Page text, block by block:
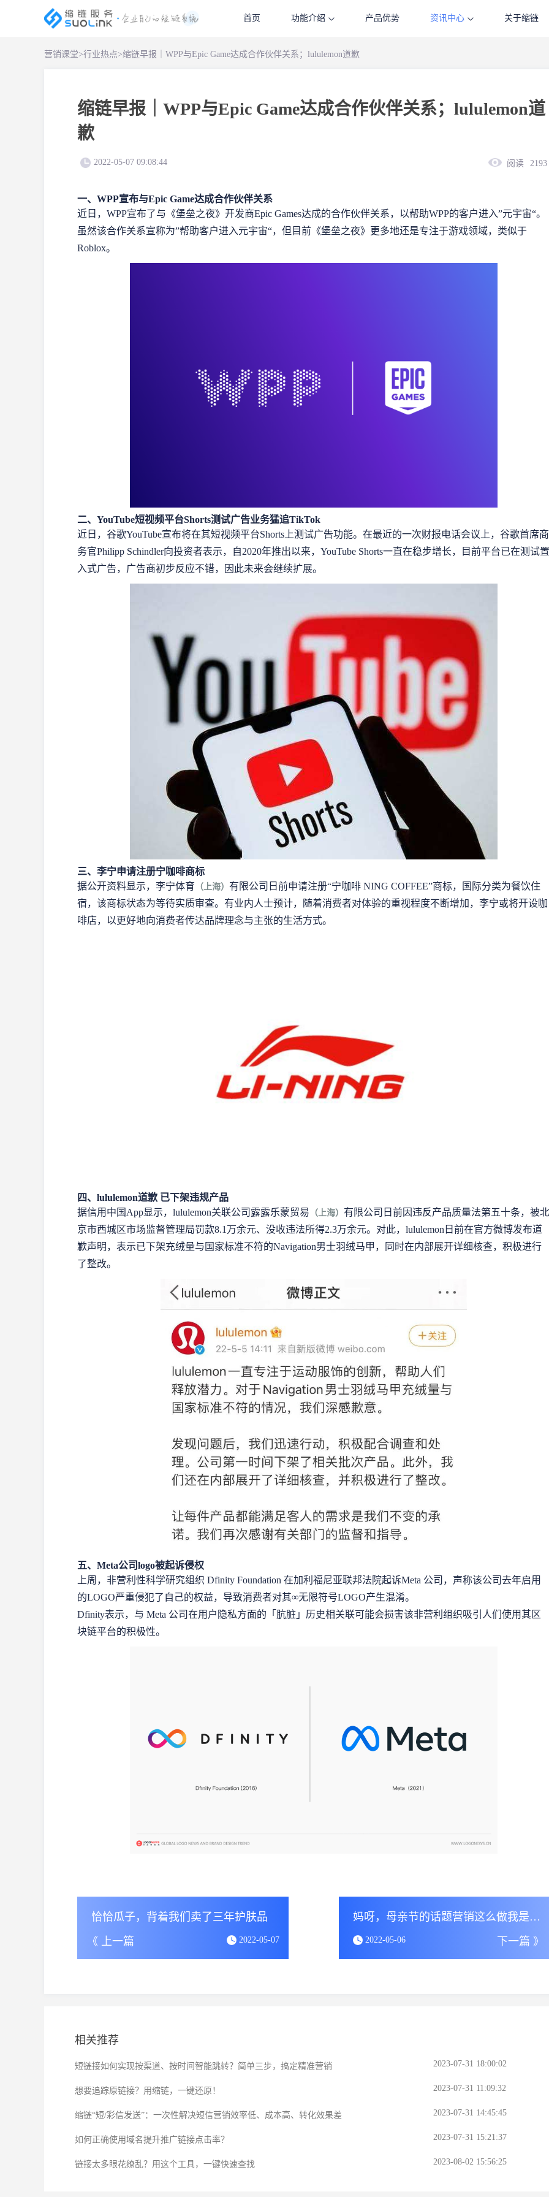
首页 功能介绍 产品优势 资讯中心 关于缩链
营销课堂>行业热点>缩链早报｜WPP与Epic Game达成合作伙伴关系；lululemon道歉
缩链早报｜WPP与Epic Game达成合作伙伴关系；lululemon道
歉
2022-05-07 09:08:44 阅读 2193
一、WPP宣布与Epic Game达成合作伙伴关系
近日，WPP宣布了与《堡垒之夜》开发商Epic Games达成的合作伙伴关系，以帮助WPP的客户进入”元宇宙“。
虽然该合作关系宣称为”帮助客户进入元宇宙“，但目前《堡垒之夜》更多地还是专注于游戏领域，类似于
Roblox。
二、YouTube短视频平台Shorts测试广告业务猛追TikTok
近日，谷歌YouTube宣布将在其短视频平台Shorts上测试广告功能。在最近的一次财报电话会议上，谷歌首席商
务官Philipp Schindler向投资者表示，自2020年推出以来，YouTube Shorts一直在稳步增长，目前平台已在测试置
入式广告，广告商初步反应不错，因此未来会继续扩展。
三、李宁申请注册宁咖啡商标
据公开资料显示，李宁体育 （上海） 有限公司日前申请注册“宁咖啡 NING COFFEE”商标，国际分类为餐饮住
宿，该商标状态为等待实质审查。有业内人士预计，随着消费者对体验的重视程度不断增加，李宁或将开设咖
啡店，以更好地向消费者传达品牌理念与主张的生活方式。
四、lululemon道歉 已下架违规产品
据信用中国App显示，lululemon关联公司露露乐蒙贸易 （上海） 有限公司日前因违反产品质量法第五十条，被北
京市西城区市场监督管理局罚款8.1万余元、没收违法所得2.3万余元。对此，lululemon日前在官方微博发布道
歉声明，表示已下架充绒量与国家标准不符的Navigation男士羽绒马甲，同时在内部展开详细核查，积极进行
了整改。
五、Meta公司logo被起诉侵权
上周，非营利性科学研究组织 Dfinity Foundation 在加利福尼亚联邦法院起诉Meta 公司，声称该公司去年启用
的LOGO严重侵犯了自己的权益，导致消费者对其∞无限符号LOGO产生混淆。
Dfinity表示，与 Meta 公司在用户隐私方面的「肮脏」历史相关联可能会损害该非营利组织吸引人们使用其区
块链平台的积极性。
恰恰瓜子，背着我们卖了三年护肤品
《 上一篇
2022-05-07
妈呀，母亲节的话题营销这么做我是真的服！
2022-05-06 下一篇 》
相关推荐
短链接如何实现按渠道、按时间智能跳转？简单三步，搞定精准营销 2023-07-31 18:00:02
想要追踪原链接？用缩链，一键还原！ 2023-07-31 11:09:32
缩链“短/彩信发送”：一次性解决短信营销效率低、成本高、转化效果差 2023-07-31 14:45:45
如何正确使用域名提升推广链接点击率？ 2023-07-31 15:21:37
链接太多眼花缭乱？用这个工具，一键快速查找 2023-08-02 15:56:25